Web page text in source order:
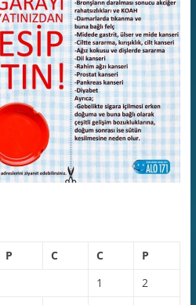
P C C
P
1
2